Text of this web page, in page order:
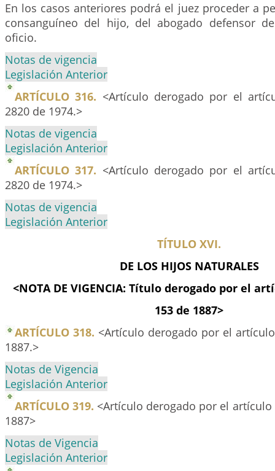
En los casos anteriores podrá el juez proceder a
consanguíneo del hijo, del abogado defensor
oficio.
Notas de vigencia
Legislación Anterior
ARTÍCULO 316. <Artículo derogado por el
2820 de 1974.>
Notas de vigencia
Legislación Anterior
ARTÍCULO 317. <Artículo derogado por el
2820 de 1974.>
Notas de vigencia
Legislación Anterior
TÍTULO XVI.
DE LOS HIJOS NATURALES
<NOTA DE VIGENCIA: Título derogado por el
153 de 1887>
ARTÍCULO 318. <Artículo derogado por el
1887.>
Notas de Vigencia
Legislación Anterior
ARTÍCULO 319. <Artículo derogado por el artículo
1887>
Notas de Vigencia
Legislación Anterior